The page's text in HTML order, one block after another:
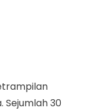
Sejumlah 30